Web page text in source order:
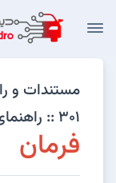
مستندات و
301 :: راهنمای تعمیرات ::
فرمان